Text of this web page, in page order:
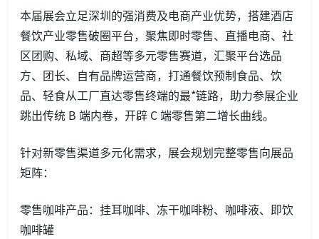
本届展会立足深圳的强消费及电商产业优势，搭建酒店
餐饮产业零售破圈平台，聚焦即时零售、直播电商、社
区团购、私域、商超等多元零售赛道，汇聚平台选品
方、团长、自有品牌运营商，打通餐饮预制食品、饮
品、轻食从工厂直达零售终端的最*链路，助力参展企业
跳出传统 B 端内卷，开辟 C 端零售第二增长曲线。
针对新零售渠道多元化需求，展会规划完整零售向展品
矩阵：
零售咖啡产品：挂耳咖啡、冻干咖啡粉、咖啡液、即饮
咖啡罐